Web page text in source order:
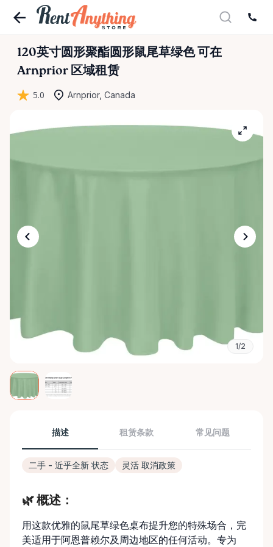
120英寸圆形聚酯圆形鼠尾草绿色可在
Arnprior 区域租赁
5.0 Arnprior, Canada
1/2
描述 租赁条款 常见问题
二手 - 近乎全新 状态 灵活 取消政策
🌿 概述：
用这款优雅的鼠尾草绿色桌布提升您的特殊场合，完
美适用于阿恩普赖尔及周边地区的任何活动。专为